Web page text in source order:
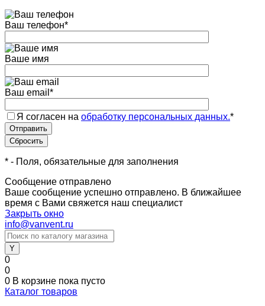
Ваш телефон*
Ваше имя
Ваш email *
Я согласен на обработку персональных данных.*
* - Поля, обязательные для заполнения
Сообщение отправлено
Ваше сообщение успешно отправлено. В ближайшее
время с Вами свяжется наш специалист
Закрыть окно
info@vanvent.ru
0
0
0 В корзине пока пусто
Каталог товаров